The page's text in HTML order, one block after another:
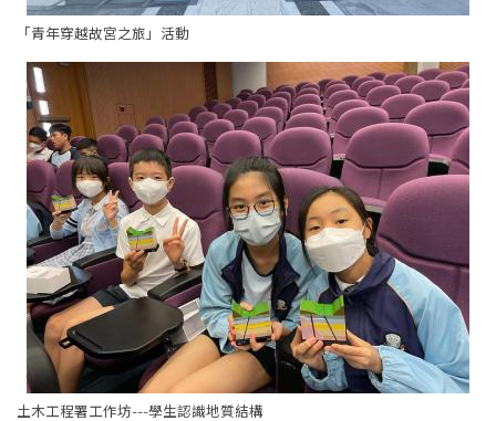
「青年穿越故宮之旅」活動
土木工程署工作坊---學生認識地質結構